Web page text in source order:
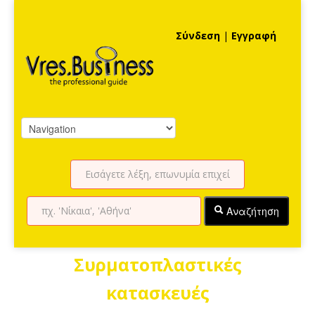
Σύνδεση | Εγγραφή
Αναζήτηση
Συρματοπλαστικές
κατασκευές